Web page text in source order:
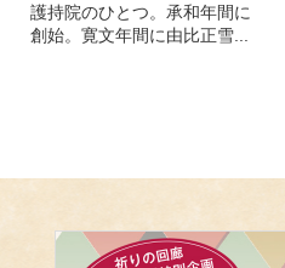
護持院のひとつ。承和年間に
創始。寛文年間に由比正雪...